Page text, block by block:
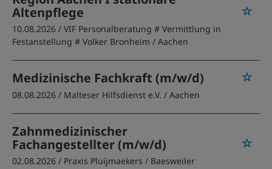
Altenpflege
10.08.2026 / VIF Personalberatung # Vermittlung in
Festanstellung # Volker Bronheim / Aachen
Medizinische Fachkraft (m/w/d)
08.08.2026 / Malteser Hilfsdienst e.V. / Aachen
Zahnmedizinischer
Fachangestellter (m/w/d)
02.08.2026 / Praxis Pluijmaekers / Baesweiler